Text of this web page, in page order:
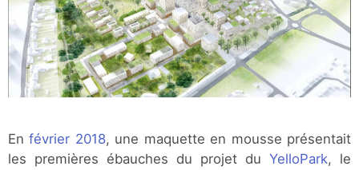
Enfévrier 2018, une maquette en mousse présentait
les premières ébauches du projet du YelloPark, le